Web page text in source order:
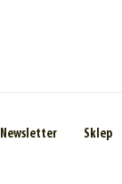
Newsletter Sklep